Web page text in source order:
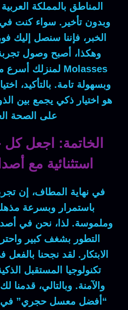
المناطق بالمملكة
وبدون تأخير. سواء كنت في
الخبر، فإننا سنصل إليك
وهكذا، أصبح وصول
Molasses لمنزلك
وبسهولة تامة. بالتأكيد،
هو اختيار ذكي يجمع بين
على الصحة
الخاتمة: اجعل
استثنائية مع
في نهاية المطاف، إن
باستمرار وبسرعة
وملموسة. لذا ، نحن في
التطور بشغف كبير
الابتكار. لقد نجحنا بالفعل
تكنولوجيا المستقبل
والآمنة. وبالتالي، قدمنا
“أفضل معسل حجري” في